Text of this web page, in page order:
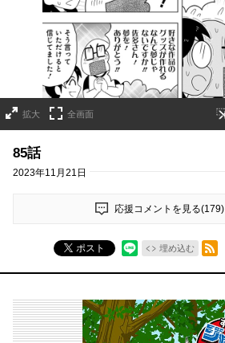
拡大 全画面
85話
2023年11月21日
応援コメントを見る(179)
ポスト 埋め込む
RSSフィード